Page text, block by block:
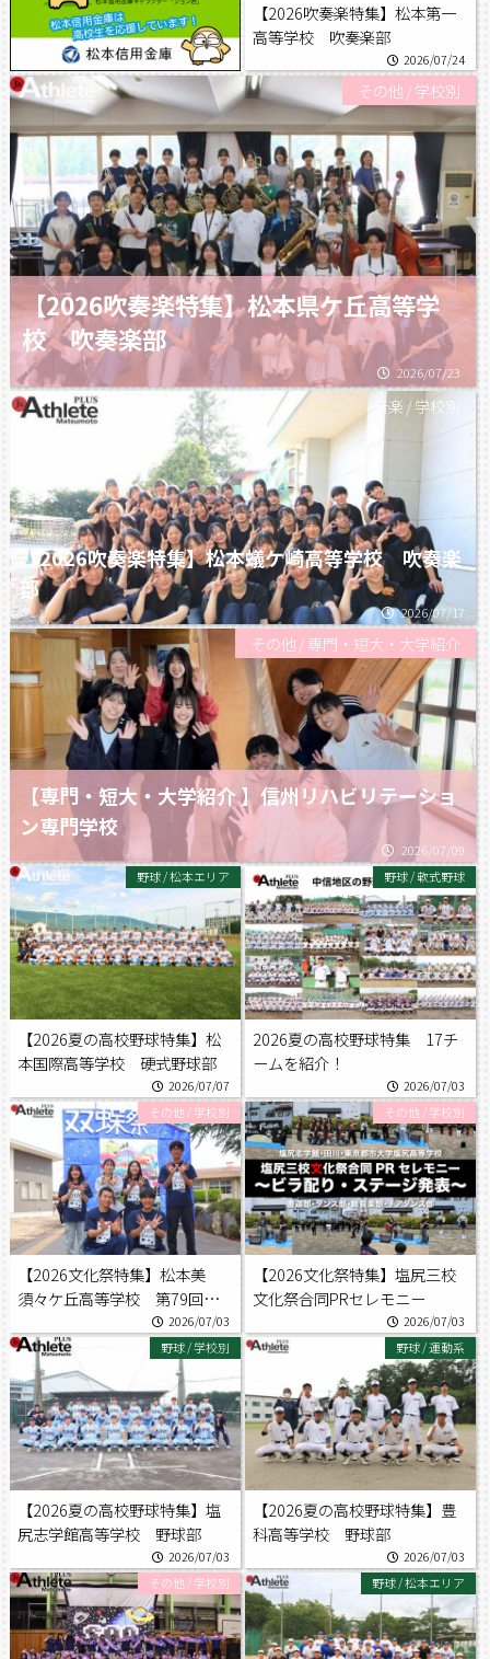
【2026吹奏楽特集】松本第一
高等学校 吹奏楽部
2026/07/24
その他/学校別
【2026吹奏楽特集】松本県ケ丘高等学
校 吹奏楽部
2026/07/23
音楽/学校別
【2026吹奏楽特集】松本蟻ケ崎高等学校 吹奏楽
部
2026/07/17
その他/専門・短大・大学紹介
【専門・短大・大学紹介 】信州リハビリテーショ
ン専門学校
2026/07/09
野球 /松本エリア
【2026夏の高校野球特集】松
本国際高等学校 硬式野球部
2026/07/07
野球 /軟式野球
2026夏の高校野球特集 17チ
ームを紹介！
2026/07/03
その他 / 学校別
【2026文化祭特集】松本美
須々ケ丘高等学校 第79回
2026/07/03
その他 / 学校別
【2026文化祭特集】塩尻三校
文化祭合同PRセレモニー
2026/07/03
野球 /学校別
【2026夏の高校野球特集】塩
尻志学館高等学校 野球部
2026/07/03
野球 /運動系
【2026夏の高校野球特集】豊
科高等学校 野球部
2026/07/03
その他 / 学校別 野球 /松本エリア